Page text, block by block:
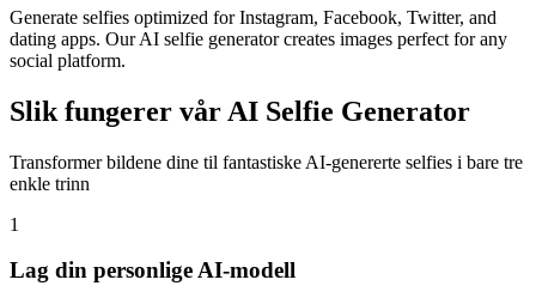
Generate selfies optimized for Instagram, Facebook, Twitter, and
dating apps. Our AI selfie generator creates images perfect for any
social platform.
Slik fungerer vår AI Selfie Generator
Transformer bildene dine til fantastiske AI-genererte selfies i bare tre
enkle trinn
1
Lag din personlige AI-modell